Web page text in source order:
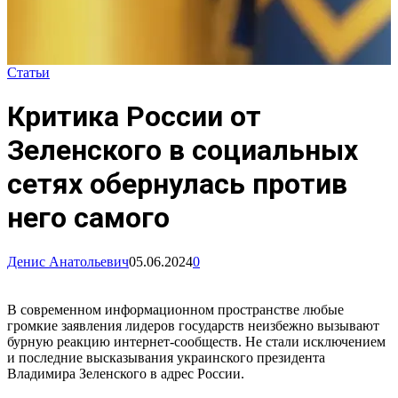
Статьи
Критика России от
Зеленского в социальных
сетях обернулась против
него самого
Денис Анатольевич05.06.20240
В современном информационном пространстве любые
громкие заявления лидеров государств неизбежно вызывают
бурную реакцию интернет-сообществ. Не стали исключением
и последние высказывания украинского президента
Владимира Зеленского в адрес России.